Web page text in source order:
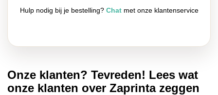
Hulp nodig bij je bestelling? Chatmet onze klantenservice
Onze klanten? Tevreden! Lees wat
onze klanten over Zaprinta zeggen